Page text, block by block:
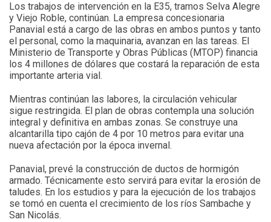
Los trabajos de intervención en la E35, tramos Selva Alegre
y Viejo Roble, continúan. La empresa concesionaria
Panavial está a cargo de las obras en ambos puntos y tanto
el personal, como la maquinaria, avanzan en las tareas. El
Ministerio de Transporte y Obras Públicas (MTOP) financia
los 4 millones de dólares que costará la reparación de esta
importante arteria vial.
Mientras continúan las labores, la circulación vehicular
sigue restringida. El plan de obras contempla una solución
integral y definitiva en ambas zonas. Se construye una
alcantarilla tipo cajón de 4 por 10 metros para evitar una
nueva afectación por la época invernal.
Panavial, prevé la construcción de ductos de hormigón
armado. Técnicamente esto servirá para evitar la erosión de
taludes. En los estudios y para la ejecución de los trabajos
se tomó en cuenta el crecimiento de los ríos Sambache y
San Nicolás.